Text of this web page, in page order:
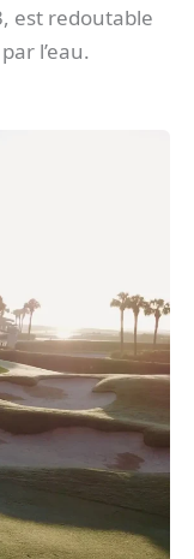
est redoutable
l’eau.